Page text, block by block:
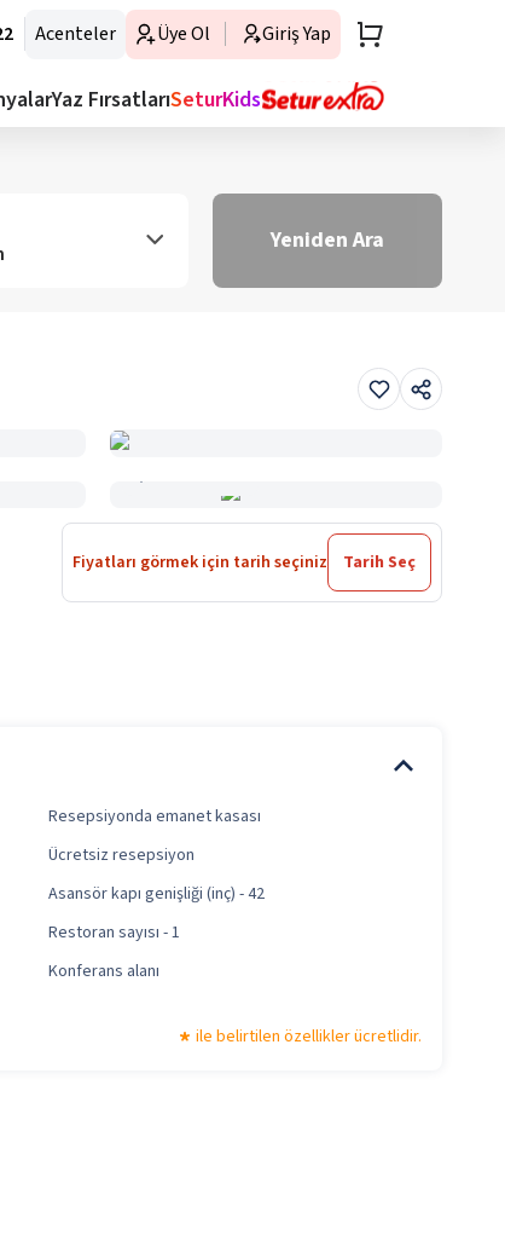
Acenteler Üye Ol Giriş Yap
Yaz FırsatlarıSeturKids
Yeniden Ara
Fiyatları görmek için tarih seçiniz Tarih Seç
Resepsiyonda emanet kasası
Ücretsiz resepsiyon
Asansör kapı genişliği (inç) - 42
Restoran sayısı - 1
Konferans alanı
ile belirtilen özellikler ücretlidir.